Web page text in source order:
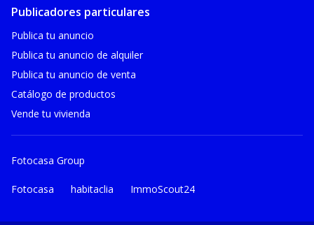
Publicadores particulares
Publica tu anuncio
Publica tu anuncio de alquiler
Publica tu anuncio de venta
Catálogo de productos
Vende tu vivienda
Fotocasa Group
Fotocasa habitaclia ImmoScout24